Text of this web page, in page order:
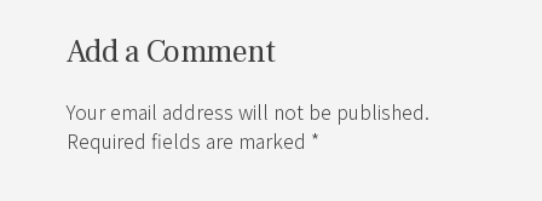
Add a Comment
Your email address will not be published.
Required fields are marked *